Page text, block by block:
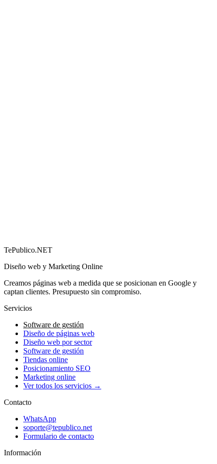
→
TePublico.NET
Diseño web y Marketing Online
Creamos páginas web a medida que se posicionan en Google y
captan clientes. Presupuesto sin compromiso.
Servicios
Software de gestión
Diseño de páginas web
Diseño web por sector
Software de gestión
Tiendas online
Posicionamiento SEO
Marketing online
Ver todos los servicios →
Contacto
WhatsApp
soporte@tepublico.net
Formulario de contacto
Información